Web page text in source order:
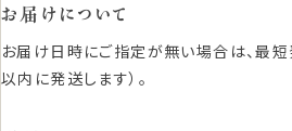
お届けについて
お届け日時にご指定が無い場合は、最
以内に発送します）。